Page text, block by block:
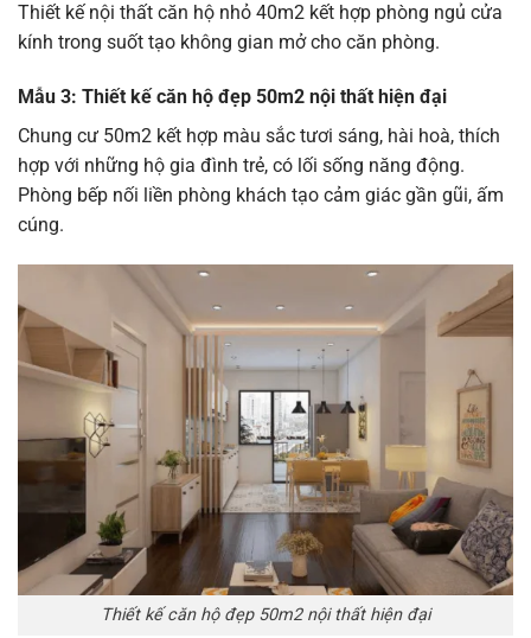
Thiết kế nội thất căn hộ nhỏ 40m2 kết hợp phòng ngủ cửa
kính trong suốt tạo không gian mở cho căn phòng.
Mẫu 3: Thiết kế căn hộ đẹp 50m2 nội thất hiện đại
Chung cư 50m2 kết hợp màu sắc tươi sáng, hài hoà, thích
hợp với những hộ gia đình trẻ, có lối sống năng động.
Phòng bếp nối liền phòng khách tạo cảm giác gần gũi, ấm
cúng.
Thiết kế căn hộ đẹp 50m2 nội thất hiện đại